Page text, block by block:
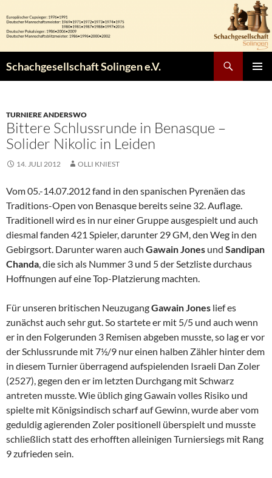
Inhalt
springen
Schachgesellschaft Solingen e.V.
TURNIERE ANDERSWO
Bittere Schlussrunde in Benasque –
Solider Nikolic in Leiden
14. JULI 2012 OLLI KNIEST
Vom 05.-14.07.2012 fand in den spanischen Pyrenäen das
Traditions-Open von Benasque bereits seine 32. Auflage.
Traditionell wird es in nur einer Gruppe ausgespielt und auch
diesmal fanden 421 Spieler, darunter 29 GM, den Weg in den
Gebirgsort. Darunter waren auch Gawain Jones und Sandipan
Chanda, die sich als Nummer 3 und 5 der Setzliste durchaus
Hoffnungen auf eine Top-Platzierung machten.
Für unseren britischen NeuzugangGawain Jones lief es
zunächst auch sehr gut. So startete er mit 5/5 und auch wenn
er in den Folgerunden 3 Remisen abgeben musste, so lag er vor
der Schlussrunde mit 7½/9 nur einen halben Zähler hinter dem
in diesem Turnier überragend aufspielenden Israeli Dan Zoler
(2527), gegen den er im letzten Durchgang mit Schwarz
antreten musste. Wie üblich ging Gawain volles Risiko und
spielte mit Königsindisch scharf auf Gewinn, wurde aber vom
geduldig agierenden Zoler positionell überspielt und musste
schließlich statt des erhofften alleinigen Turniersiegs mit Rang
9 zufrieden sein.